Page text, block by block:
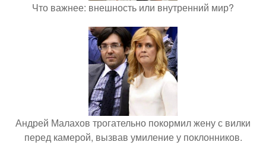
Что важнее: внешность или внутренний мир?
Андрей Малахов трогательно покормил жену с вилки
перед камерой, вызвав умиление у поклонников.